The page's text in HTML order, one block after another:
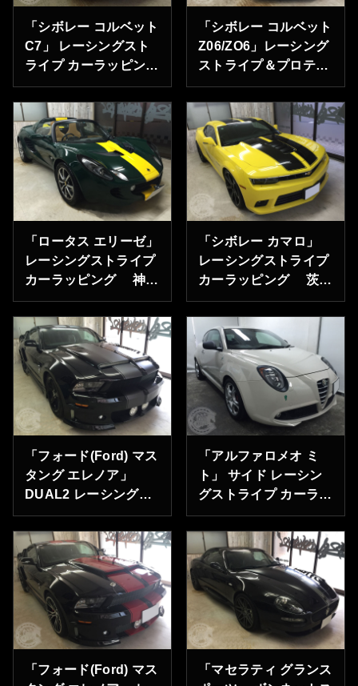
「シボレー コルベット
C7」 レーシングスト
ライプ カーラッピング
神奈川県横浜市のM
様ありがとうございま
す。
「シボレー コルベット
Z06/ZO6」レーシング
ストライプ＆プロテク
ションフィルム 東京
都中央区のK様ありが
とうございます。
「ロータス エリーゼ」
レーシングストライプ
カーラッピング 神奈
川県横浜市のＫ様あり
がとうございます。
「シボレー カマロ」
レーシングストライプ
カーラッピング 茨城
県笠間市のM様ありが
とうございます。
「フォード(Ford) マス
タング エレノア」
DUAL2 レーシングス
トライプ カーラッピン
グ 神奈川県横浜市の
Ｇ様ありがとうござい
ます。
「アルファロメオ ミ
ト」 サイド レーシン
グストライプ カーラッ
ピング 神奈川県川崎
市のＳ様ありがとうご
ざいます。
「フォード(Ford) マス
「マセラティ グランス